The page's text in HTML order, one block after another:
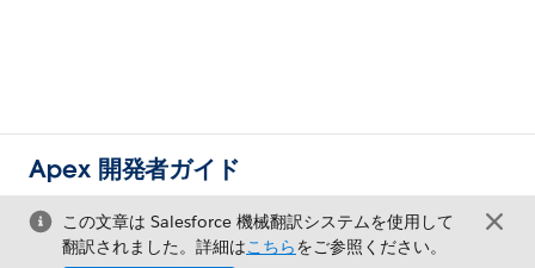
Apex 開発者ガイド
この文章は Salesforce 機械翻訳システムを使用して
翻訳されました。詳細はこちらをご参照ください。